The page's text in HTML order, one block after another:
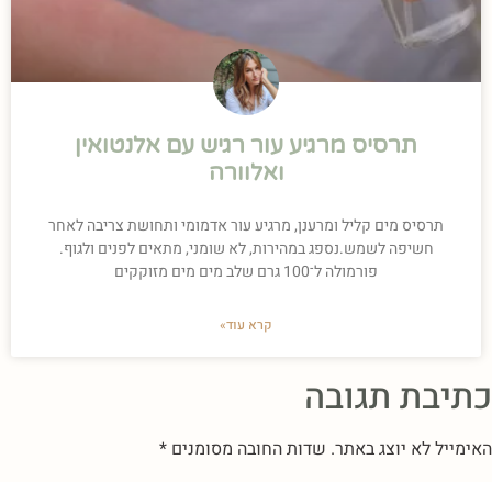
תרסיס מרגיע עור רגיש עם אלנטואין
ואלוורה
תרסיס מים קליל ומרענן, מרגיע עור אדמומי ותחושת צריבה לאחר
חשיפה לשמש.נספג במהירות, לא שומני, מתאים לפנים ולגוף.
פורמולה ל־100 גרם שלב מים מים מזוקקים
קרא עוד»
כתיבת תגובה
האימייל לא יוצג באתר. שדות החובה מסומנים *